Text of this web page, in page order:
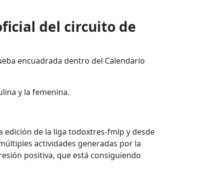
del circuito de
encuadrada dentro del Calendario
y la femenina.
edición de la liga todoxtres-fmlp y desde
actividades generadas por la
positiva, que está consiguiendo